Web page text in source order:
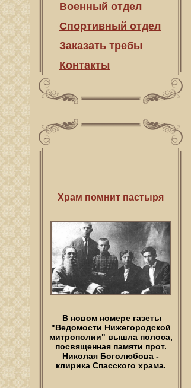
Военный отдел
Спортивный отдел
Заказать требы
Контакты
Храм помнит пастыря
В новом номере газеты
"Ведомости Нижегородской
митрополии" вышла полоса,
посвященная памяти прот.
Николая Боголюбова -
клирика Спасского храма.
Рубежи
Ее дом стоит рядом с
храмом. Церковь
Всемилостивейшего Спаса,
Спас на Полтавке — его
Наталья Аникина видела из
окон с самого…